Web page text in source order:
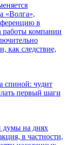
«Волга»,
в
работы компании
как следствие,
спиной: чудит
первый шаги
думы на днях
в частности,